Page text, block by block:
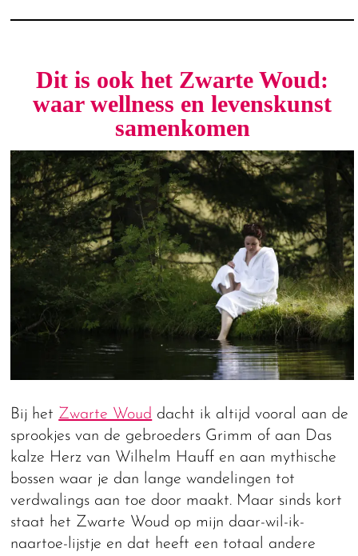
Dit is ook het Zwarte Woud:
waar wellness en levenskunst
samenkomen
Bij het Zwarte Woud dacht ik altijd vooral aan de
sprookjes van de gebroeders Grimm of aan Das
kalze Herz van Wilhelm Hauff en aan mythische
bossen waar je dan lange wandelingen tot
verdwalings aan toe door maakt. Maar sinds kort
staat het Zwarte Woud op mijn daar-wil-ik-
naartoe-lijstje en dat heeft een totaal andere